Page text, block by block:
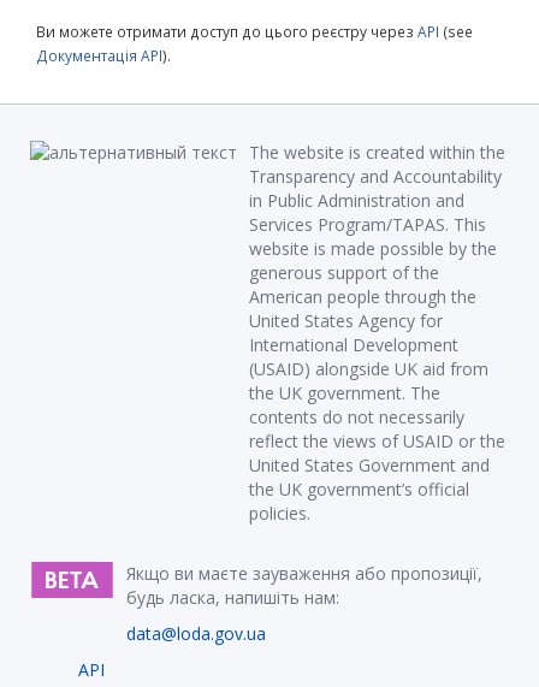
Ви можете отримати доступ до цього реєстру через API (see
Документація API).
The website is created within the
Transparency and Accountability
in Public Administration and
Services Program/TAPAS. This
website is made possible by the
generous support of the
American people through the
United States Agency for
International Development
(USAID) alongside UK aid from
the UK government. The
contents do not necessarily
reflect the views of USAID or the
United States Government and
the UK government’s official
policies.
Якщо ви маєте зауваження або пропозиції,
будь ласка, напишіть нам:
data@loda.gov.ua
API